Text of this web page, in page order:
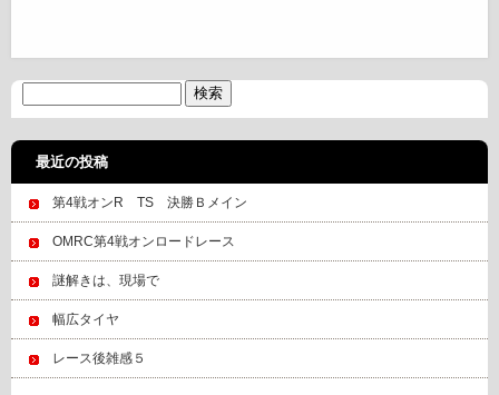
最近の投稿
第4戦オンR TS 決勝Ｂメイン
OMRC第4戦オンロードレース
謎解きは、現場で
幅広タイヤ
レース後雑感５